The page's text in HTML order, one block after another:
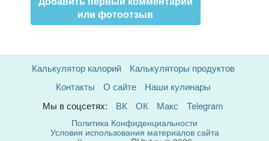
или фотоотзыв
Калькулятор калорий
Калькуляторы продуктов
Контакты
О сайте
Наши кулинары
Мы в соцсетях:
ВК ОК Макс Telegram
Политика Конфиденциальности
Условия использования материалов сайта